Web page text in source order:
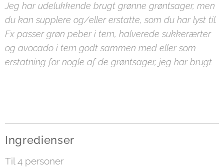
Jeg har udelukkende brugt grønne grøntsager, men
du kan supplere og/eller erstatte, som du har lyst til.
Fx passer grøn peber i tern, halverede sukkerærter
og avocado i tern godt sammen med eller som
erstatning for nogle af de grøntsager, jeg har brugt
Ingredienser
Til 4 personer